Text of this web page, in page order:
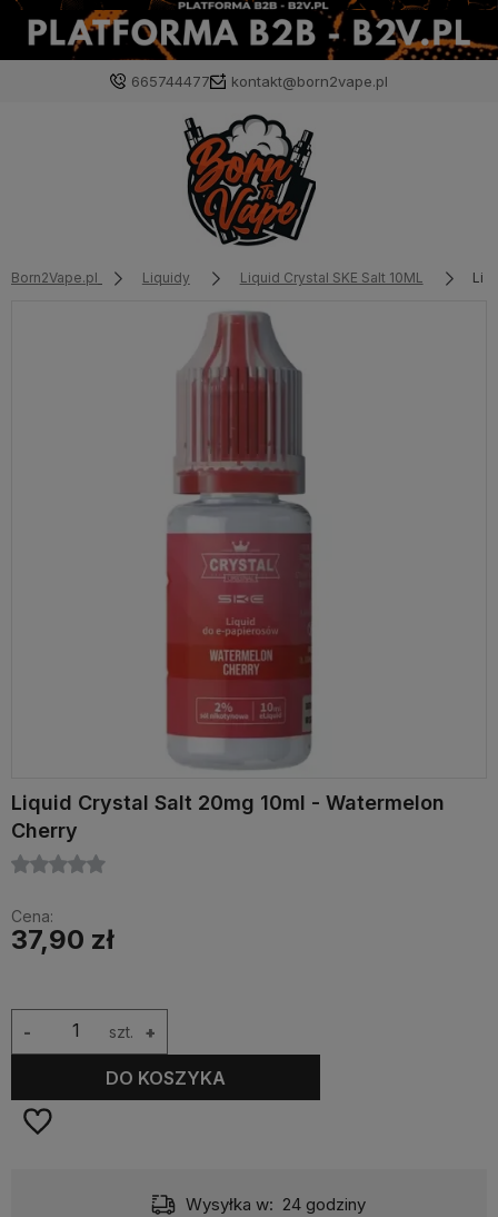
665744477 kontakt@born2vape.pl
Born2Vape.pl Liquidy Liquid Crystal SKE Salt 10ML
Liquid Crystal Salt 20mg 10ml - Watermelon
Cherry
Cena:
37,90 zł
szt. +
-
DO KOSZYKA
Wysyłka w: 24 godziny